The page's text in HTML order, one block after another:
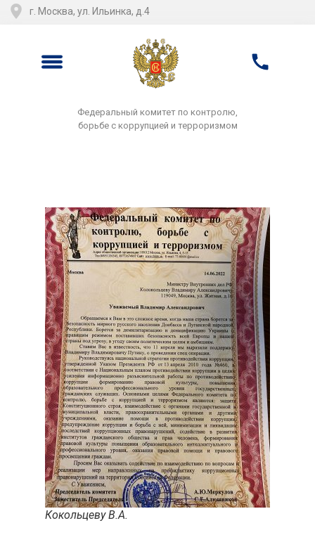
г. Москва, ул. Ильинка, д.4
Федеральный комитет по контролю,
борьбе с коррупцией и терроризмом
Кокольцеву В.А.